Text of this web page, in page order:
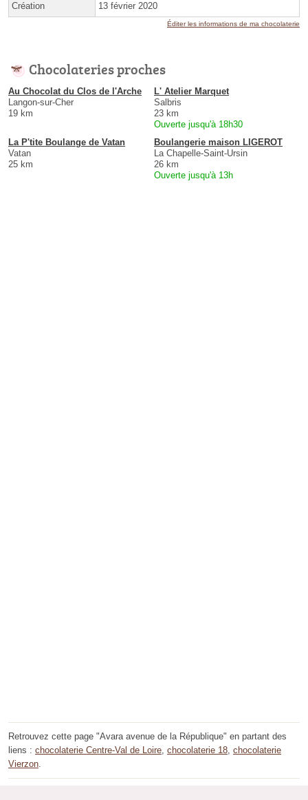
Création 13 février 2020
Éditer les informations de ma chocolaterie
Chocolateries proches
Au Chocolat du Clos de l'Arche
Langon-sur-Cher
19 km
L' Atelier Marquet
Salbris
23 km
Ouverte jusqu'à 18h30
La P'tite Boulange de Vatan
Vatan
25 km
Boulangerie maison LIGEROT
La Chapelle-Saint-Ursin
26 km
Ouverte jusqu'à 13h
Retrouvez cette page "Avara avenue de la République" en partant des
liens : chocolaterie Centre-Val de Loire, chocolaterie 18, chocolaterie
Vierzon.